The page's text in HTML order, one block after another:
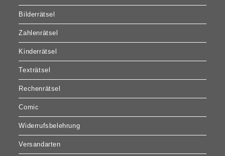
Bilderrätsel
Zahlenrätsel
Kinderrätsel
Texträtsel
Rechenrätsel
Comic
Widerrufsbelehrung
Versandarten